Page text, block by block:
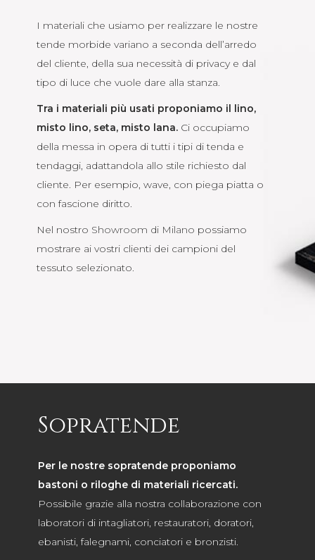
I materiali che usiamo per realizzare le nostre
tende morbide variano a seconda dell’arredo
del cliente, della sua necessità di privacy e dal
tipo di luce che vuole dare alla stanza.
Tra i materiali più usati proponiamo il lino,
misto lino, seta, misto lana.Ci occupiamo
della messa in opera di tutti i tipi di tenda e
tendaggi, adattandola allo stile richiesto dal
cliente. Per esempio, wave, con piega piatta o
con fascione diritto.
Nel nostro Showroom di Milano possiamo
mostrare ai vostri clienti dei campioni del
tessuto selezionato.
Sopratende
Per le nostre sopratende proponiamo
bastoni o riloghe di materiali ricercati.
Possibile grazie alla nostra collaborazione con
laboratori di intagliatori, restauratori, doratori,
ebanisti, falegnami, conciatori e bronzisti.